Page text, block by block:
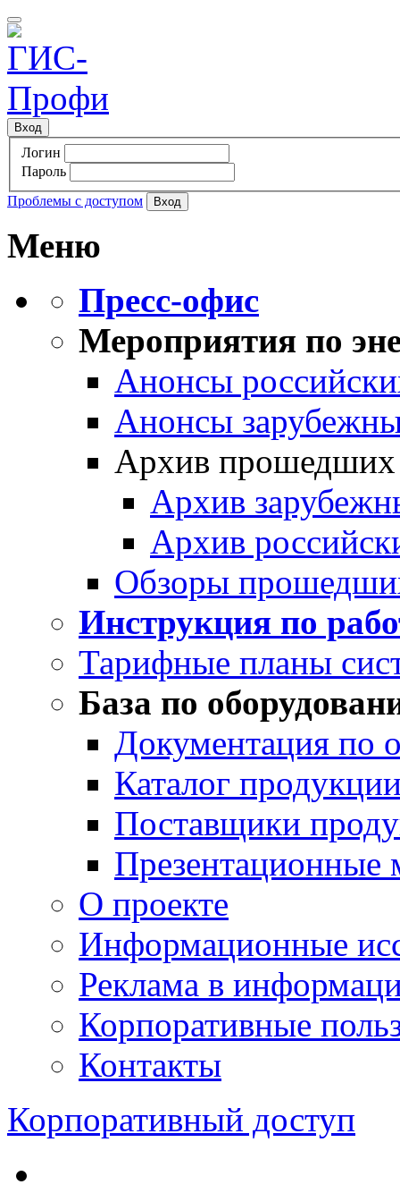
Вход
Логин
Пароль
Проблемы с доступом
Меню
Пресс-офис
Мероприятия по
Анонсы
Анонсы
Архив прошедших
Архив
Архив
Обзоры
Инструкция по
Тарифные планы
База по
Документация по
Каталог
Поставщики
Презентационные
О проекте
Информационные
Реклама в
Корпоративные
Контакты
Корпоративный доступ